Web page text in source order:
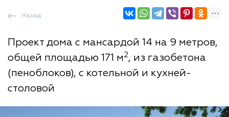
Проект дома с мансардой 14 на 9 метров,
общей площадью 171 м2, из газобетона
(пеноблоков), с котельной и кухней-
столовой
Назад